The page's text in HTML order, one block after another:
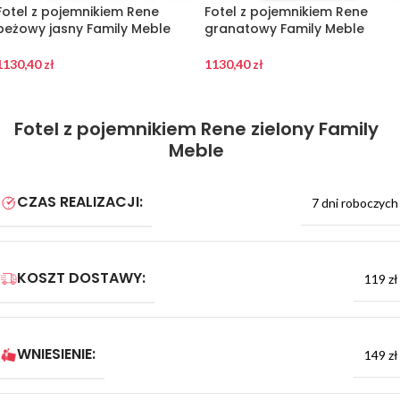
z pojemnikiem Rene
jasny Family Meble
zł
Fotel z pojemnikiem Rene
granatowy Family Meble
1130,40zł
Fotel z pojemnikiem Rene zielony Family
Meble
CZAS REALIZACJI: 7 dni roboczych
KOSZT DOSTAWY: 119 zł
WNIESIENIE: 149 zł